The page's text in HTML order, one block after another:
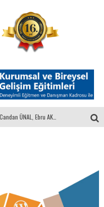
Eğitmenlerimizden Candan ÜNAL, Ebru AKEL'le Kadın İsterse 68.Bölüm Konuğuydu